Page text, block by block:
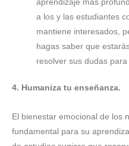
aprendizaje más
a los y las estudiantes
mantiene interesados,
hagas saber que
resolver sus dudas
4. Humaniza tu enseñanza.
El bienestar emocional de los
fundamental para su